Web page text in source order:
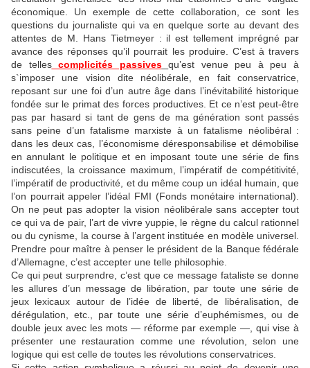
économique. Un exemple de cette collaboration, ce sont les
questions du journaliste qui va en quelque sorte au devant des
attentes de M. Hans Tietmeyer : il est tellement imprégné par
avance des réponses qu’il pourrait les produire. C’est à travers
de tellescomplicités passives qu’est venue peu à peu à
s`imposer une vision dite néolibérale, en fait conservatrice,
reposant sur une foi d’un autre âge dans l’inévitabilité historique
fondée sur le primat des forces productives. Et ce n’est peut-être
pas par hasard si tant de gens de ma génération sont passés
sans peine d’un fatalisme marxiste à un fatalisme néolibéral :
dans les deux cas, l’économisme déresponsabilise et démobilise
en annulant le politique et en imposant toute une série de fins
indiscutées, la croissance maximum, l’impératif de compétitivité,
l’impératif de productivité, et du même coup un idéal humain, que
l’on pourrait appeler l’idéal FMI (Fonds monétaire international).
On ne peut pas adopter la vision néolibérale sans accepter tout
ce qui va de pair, l’art de vivre yuppie, le règne du calcul rationnel
ou du cynisme, la course à l’argent instituée en modèle universel.
Prendre pour maître à penser le président de la Banque fédérale
d’Allemagne, c’est accepter une telle philosophie.
Ce qui peut surprendre, c’est que ce message fataliste se donne
les allures d’un message de libération, par toute une série de
jeux lexicaux autour de l’idée de liberté, de libéralisation, de
dérégulation, etc., par toute une série d’euphémismes, ou de
double jeux avec les mots — réforme par exemple —, qui vise à
présenter une restauration comme une révolution, selon une
logique qui est celle de toutes les révolutions conservatrices.